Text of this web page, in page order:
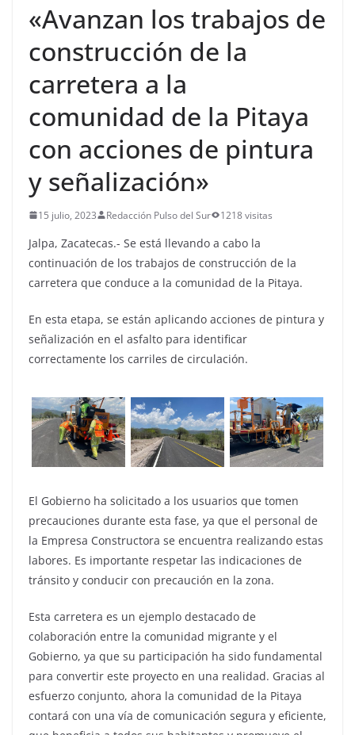
«Avanzan los trabajos de
construcción de la
carretera a la
comunidad de la Pitaya
con acciones de pintura
y señalización»
15 julio, 2023 Redacción Pulso del Sur 1218 visitas
Jalpa, Zacatecas.- Se está llevando a cabo la
continuación de los trabajos de construcción de la
carretera que conduce a la comunidad de la Pitaya.
En esta etapa, se están aplicando acciones de pintura y
señalización en el asfalto para identificar
correctamente los carriles de circulación.
El Gobierno ha solicitado a los usuarios que tomen
precauciones durante esta fase, ya que el personal de
la Empresa Constructora se encuentra realizando estas
labores. Es importante respetar las indicaciones de
tránsito y conducir con precaución en la zona.
Esta carretera es un ejemplo destacado de
colaboración entre la comunidad migrante y el
Gobierno, ya que su participación ha sido fundamental
para convertir este proyecto en una realidad. Gracias al
esfuerzo conjunto, ahora la comunidad de la Pitaya
contará con una vía de comunicación segura y eficiente,